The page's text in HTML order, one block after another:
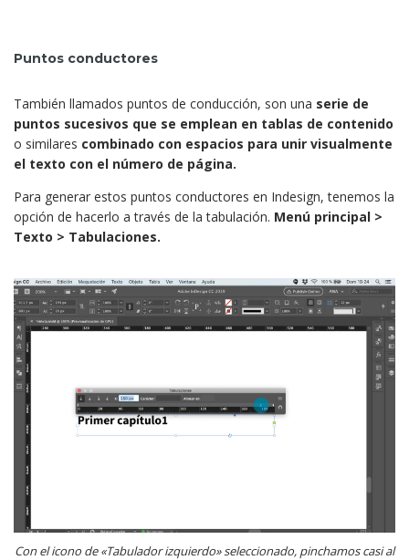
Puntos conductores
También llamados puntos de conducción, son una serie de
puntos sucesivos que se emplean en tablas de contenido
o similares combinado con espacios para unir visualmente
el texto con el número de página.
Para generar estos puntos conductores en Indesign, tenemos la
opción de hacerlo a través de la tabulación. Menú principal >
Texto > Tabulaciones.
Con el icono de «Tabulador izquierdo» seleccionado, pinchamos casi al